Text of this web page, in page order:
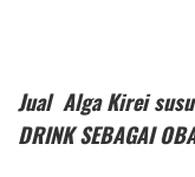
Jual Alga Kirei susu
DRINK SEBAGAI